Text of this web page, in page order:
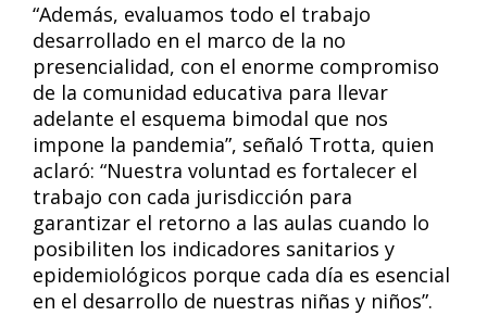
“Además, evaluamos todo el trabajo
desarrollado en el marco de la no
presencialidad, con el enorme compromiso
de la comunidad educativa para llevar
adelante el esquema bimodal que nos
impone la pandemia”, señaló Trotta, quien
aclaró: “Nuestra voluntad es fortalecer el
trabajo con cada jurisdicción para
garantizar el retorno a las aulas cuando lo
posibiliten los indicadores sanitarios y
epidemiológicos porque cada día es esencial
en el desarrollo de nuestras niñas y niños”.